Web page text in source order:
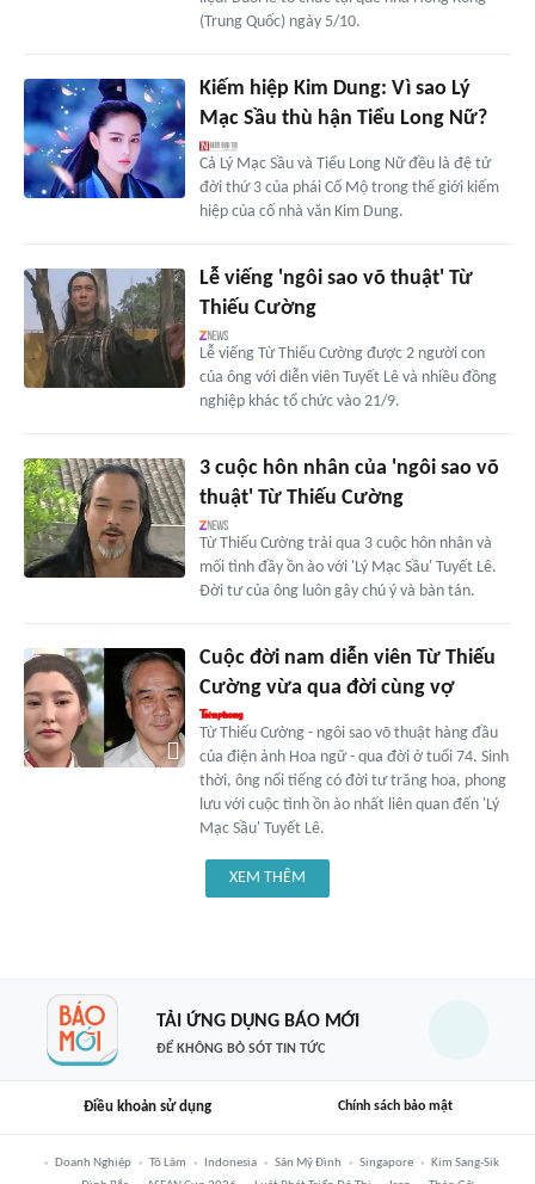
(Trung Quốc) ngày 5/10.
Kiếm hiệp Kim Dung: Vì sao Lý
Mạc Sầu thù hận Tiểu Long Nữ?
Cả Lý Mạc Sầu và Tiểu Long Nữ đều là đệ tử
đời thứ 3 của phái Cổ Mộ trong thế giới kiếm
hiệp của cố nhà văn Kim Dung.
Lễ viếng 'ngôi sao võ thuật' Từ
Thiếu Cường
Lễ viếng Từ Thiếu Cường được 2 người con
của ông với diễn viên Tuyết Lê và nhiều đồng
nghiệp khác tổ chức vào 21/9.
3 cuộc hôn nhân của 'ngôi sao võ
thuật' Từ Thiếu Cường
Từ Thiếu Cường trải qua 3 cuộc hôn nhân và
mối tình đầy ồn ào với 'Lý Mạc Sầu' Tuyết Lê.
Đời tư của ông luôn gây chú ý và bàn tán.
Cuộc đời nam diễn viên Từ Thiếu
Cường vừa qua đời cùng vợ
Từ Thiếu Cường - ngôi sao võ thuật hàng đầu
của điện ảnh Hoa ngữ - qua đời ở tuổi 74. Sinh
thời, ông nổi tiếng có đời tư trăng hoa, phong
lưu với cuộc tình ồn ào nhất liên quan đến 'Lý
Mạc Sầu' Tuyết Lê.
XEM THÊM
TẢI ỨNG DỤNG BÁO MỚI
ĐỂ KHÔNG BỎ SÓT TIN TỨC
Điều khoản sử dụng Chính sách bảo mật
Doanh Nghiệp Tô Lâm Indonesia Sân Mỹ Đình Singapore
Kim Sang-Sik